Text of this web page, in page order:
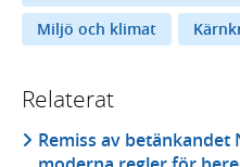
Miljö och klimat
Relaterat
Remiss av